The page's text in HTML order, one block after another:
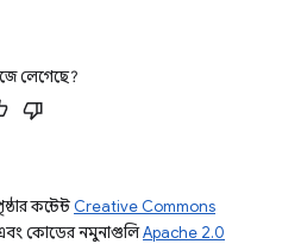
লেগেছে?
কন্টেন্ট Creative Commons
কোডের নমুনাগুলিApache 2.0